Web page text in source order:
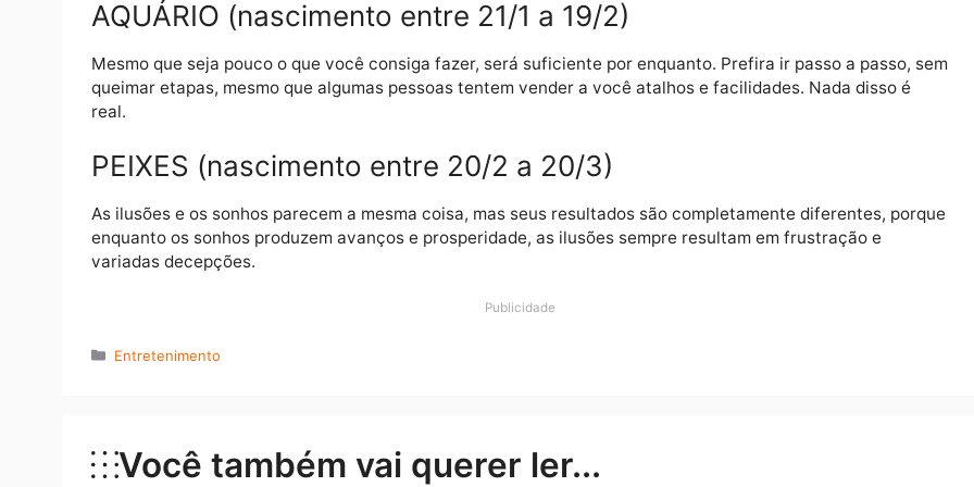
SAGITÁRIO (nascimento entre 22/11 a 21/12)
Aquilo que serviria como advertência para as pessoas se acomodarem na situação em que se
CAPRICÓRNIO (nascimento entre 22/12 a 20/1)
Você pode ter a alma congestionada de problemas e isso consumir boa parte de sua vitalidade, mas
AQUÁRIO (nascimento entre 21/1 a 19/2)
real.